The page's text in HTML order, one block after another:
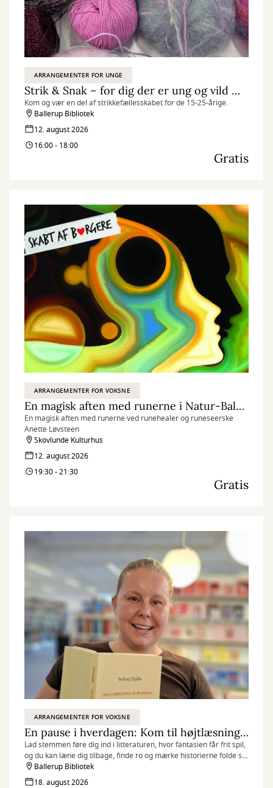
ARRANGEMENTER FOR UNGE
Strik & Snak – for dig der er ung og vild med garn
Kom og vær en del af strikkefællesskabet for de 15-25-årige.
Ballerup Bibliotek
12. august 2026
16:00 - 18:00
Gratis
ARRANGEMENTER FOR VOKSNE
En magisk aften med runerne i Natur-Balance-Huset
En magisk aften med runerne ved runehealer og runeseerske
Anette Løvsteen
Skovlunde Kulturhus
12. august 2026
19:30 - 21:30
Gratis
ARRANGEMENTER FOR VOKSNE
En pause i hverdagen: Kom til højtlæsning og mærk historiernes nærvær
Lad stemmen føre dig ind i litteraturen, hvor fantasien får frit spil,
og du kan læne dig tilbage, finde ro og mærke historierne folde sig
ud. Ballerup Bibliotek
18. august 2026